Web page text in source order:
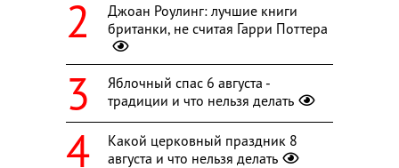
Джоан Роулинг: лучшие книги
британки, не считая Гарри Поттера
Яблочный спас 6 августа -
традиции и что нельзя делать
Какой церковный праздник 8
августа и что нельзя делать